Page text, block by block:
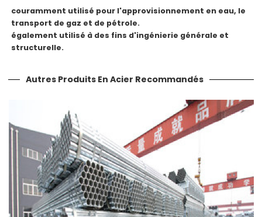
couramment utilisé pour l'approvisionnement en eau, le
transport de gaz et de pétrole.
également utilisé à des fins d'ingénierie générale et
structurelle.
Autres Produits En Acier Recommandés